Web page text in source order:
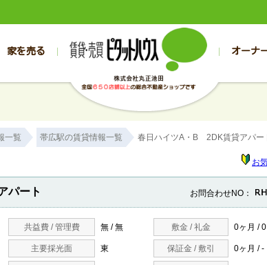
広の売買物件一覧
広の新築一戸建て
広の中古マンション
帯広の1000万円以下
帯広の1000万～2000万円
帯広の
帯広の
帯広
川の売買物件一覧
川の新築一戸建て
川の中古マンション
旭川の1000万円以下
旭川の1000万～2000万円
旭川の
旭川の
旭川
家を売る オーナ
スタッフブログ お客様の声
売却のお問合せ 入居者様専用（帯広店）
一覧 帯広駅の賃貸情報一覧 春日ハイツA・B 2DK賃貸アパー
お
パート お問合わせNO：
共益費 / 管理費 無 / 無 敷金 / 礼金 0ヶ月 / 0
主要採光面 東 保証金 / 敷引 0ヶ月 / -